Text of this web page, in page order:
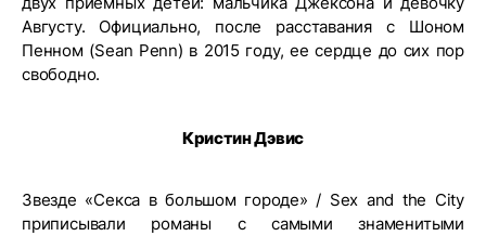
Августу. Официально, после расставания с Шоном
Пенном (Sean Penn) в 2015 году, ее сердце до сих пор
свободно.
Кристин Дэвис
Звезде «Секса в большом городе» / Sex and the City
приписывали романы с самыми знаменитыми